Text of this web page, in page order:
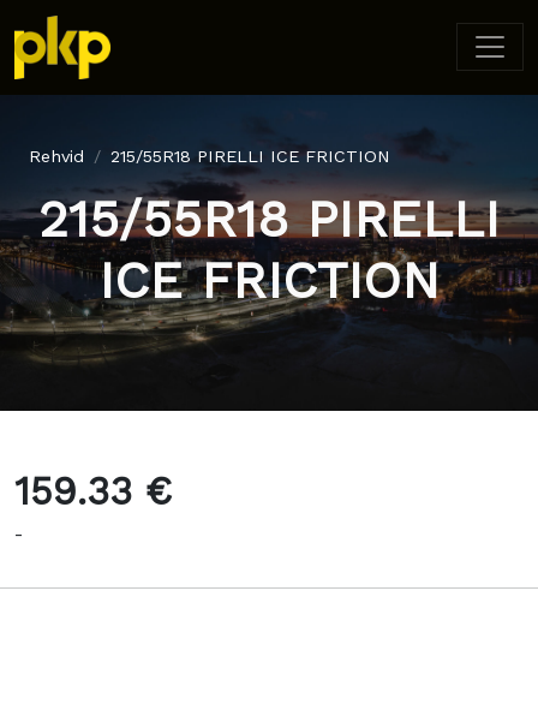
Rehvid 215/55R18 PIRELLI ICE FRICTION
215/55R18 PIRELLI
ICE FRICTION
159.33 €
-